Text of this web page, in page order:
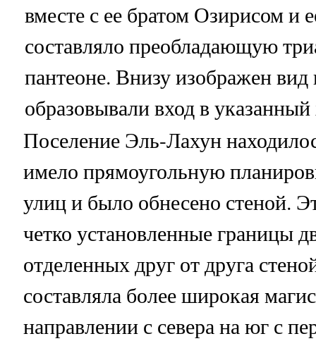
вместе с ее братом Озирисом и
составляло преобладающую
пантеоне. Внизу изображен
образовывали вход в
Поселение Эль-Лахун
имело прямоугольную
улиц и было обнесено стеной.
четко установленные границы
отделенных друг от друга
составляла более широкая
направлении с севера на юг с